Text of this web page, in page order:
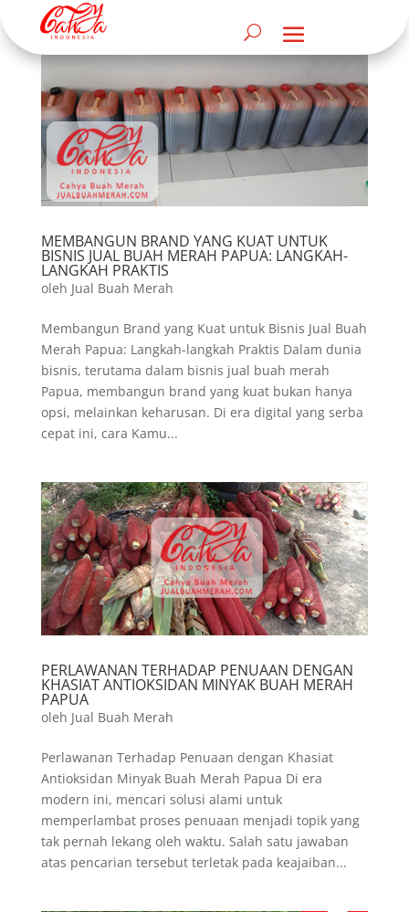
MEMBANGUN BRAND YANG KUAT UNTUK
BISNIS JUAL BUAH MERAH PAPUA: LANGKAH-
LANGKAH PRAKTIS
oleh Jual Buah Merah
Membangun Brand yang Kuat untuk Bisnis Jual Buah
Merah Papua: Langkah-langkah Praktis Dalam dunia
bisnis, terutama dalam bisnis jual buah merah
Papua, membangun brand yang kuat bukan hanya
opsi, melainkan keharusan. Di era digital yang serba
cepat ini, cara Kamu...
PERLAWANAN TERHADAP PENUAAN DENGAN
KHASIAT ANTIOKSIDAN MINYAK BUAH MERAH
PAPUA
oleh Jual Buah Merah
Perlawanan Terhadap Penuaan dengan Khasiat
Antioksidan Minyak Buah Merah Papua Di era
modern ini, mencari solusi alami untuk
memperlambat proses penuaan menjadi topik yang
tak pernah lekang oleh waktu. Salah satu jawaban
atas pencarian tersebut terletak pada keajaiban...